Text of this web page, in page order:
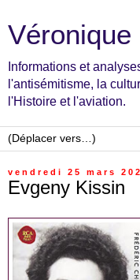
Véronique
Informations et
l'antisémitisme, la
l'Histoire et l'aviation.
vendredi 25 mars
Evgeny Kissin